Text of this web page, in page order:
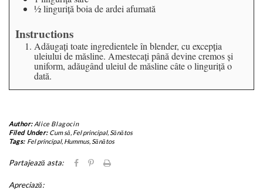
½linguriţă boia de ardei afumată
Instructions
Adăugaţi toate ingredientele în blender, cu excepţia
uleiului de măsline. Amestecaţi până devine cremos şi
uniform, adăugând uleiul de măsline câte o linguriţă o
dată.
Author: Alice Blagocin
Filed Under: Cum să, Fel principal,Sănătos
Tags: Fel principal, Hummus,Sănătos
Partajează asta: Dă
clic
Dă
clic
Apreciază: